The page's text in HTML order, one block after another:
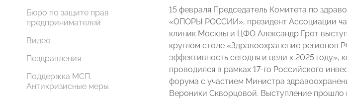
Бюро по защите прав
предпринимателей
Видео
Поздравления
Поддержка МСП.
Антикризисные меры
15 февраля Председатель Комитета по
«ОПОРЫ РОССИИ», президент Ассоциации
клиник Москвы и ЦФО Александр Грот
круглом столе «Здравоохранение регионов
эффективность сегодня и цели к 2025 году»,
проводился в рамках 17-го Российского
форума с участием Министра
Вероники Скворцовой. Выступление прошло